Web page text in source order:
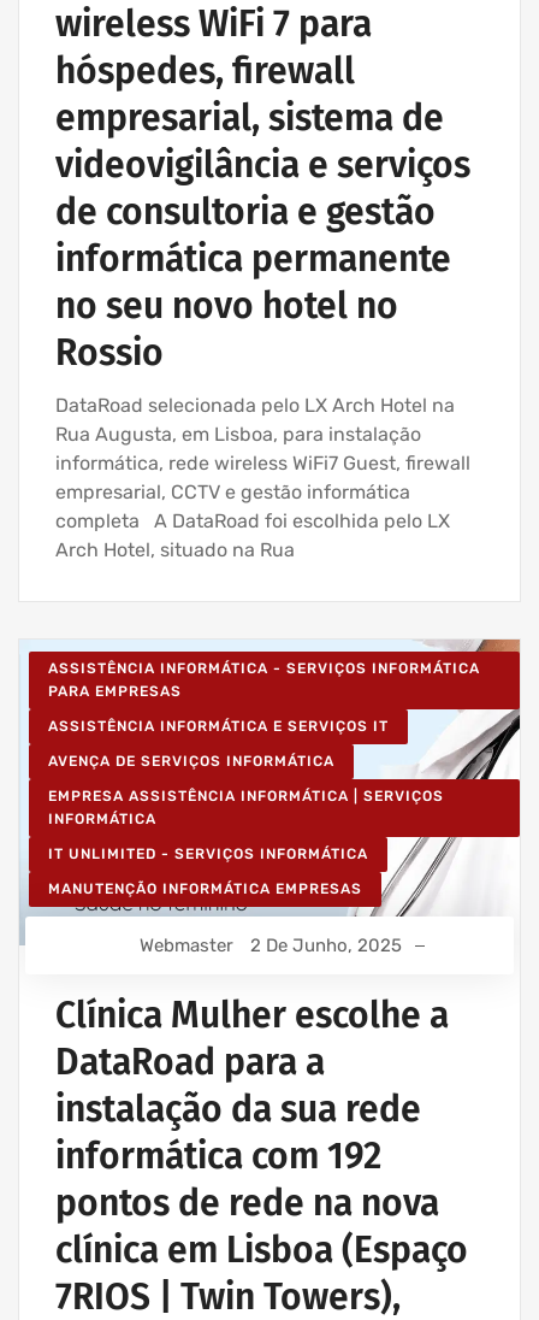
wireless WiFi 7 para
hóspedes, firewall
empresarial, sistema de
videovigilância e serviços
de consultoria e gestão
informática permanente
no seu novo hotel no
Rossio
DataRoad selecionada pelo LX Arch Hotel na
Rua Augusta, em Lisboa, para instalação
informática, rede wireless WiFi7 Guest, firewall
empresarial, CCTV e gestão informática
completa A DataRoad foi escolhida pelo LX
Arch Hotel, situado na Rua
ASSISTÊNCIA INFORMÁTICA - SERVIÇOS INFORMÁTICA
PARA EMPRESAS
ASSISTÊNCIA INFORMÁTICA E SERVIÇOS IT
AVENÇA DE SERVIÇOS INFORMÁTICA
EMPRESA ASSISTÊNCIA INFORMÁTICA | SERVIÇOS
INFORMÁTICA
IT UNLIMITED - SERVIÇOS INFORMÁTICA
MANUTENÇÃO INFORMÁTICA EMPRESAS
Webmaster 2 De Junho, 2025
Clínica Mulher escolhe a
DataRoad para a
instalação da sua rede
informática com 192
pontos de rede na nova
clínica em Lisboa (Espaço
7RIOS | Twin Towers),